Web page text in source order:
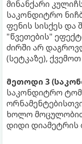
მინანქარი
საკონდიტრო
ფენის სისქეს და
"წვეთების"
ძირში არ
(სეტკაზე),
მეთოდი 3
საკონდიტრო
ხოლო
დიდი დიამეტრის